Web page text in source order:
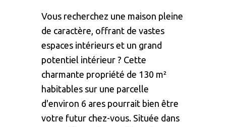
Vous recherchez une maison pleine
de caractère, offrant de vastes
espaces intérieurs et un grand
potentiel intérieur ? Cette
charmante propriété de 130 m²
habitables sur une parcelle
d'environ 6 ares pourrait bien être
votre futur chez-vous. Située dans